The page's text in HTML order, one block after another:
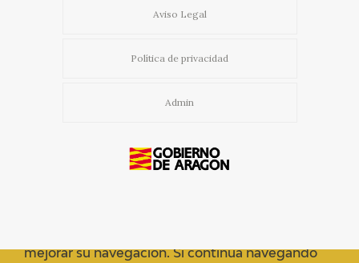
Aviso Legal
Política de privacidad
Admin
mejorar su navegación. Si continua navegando